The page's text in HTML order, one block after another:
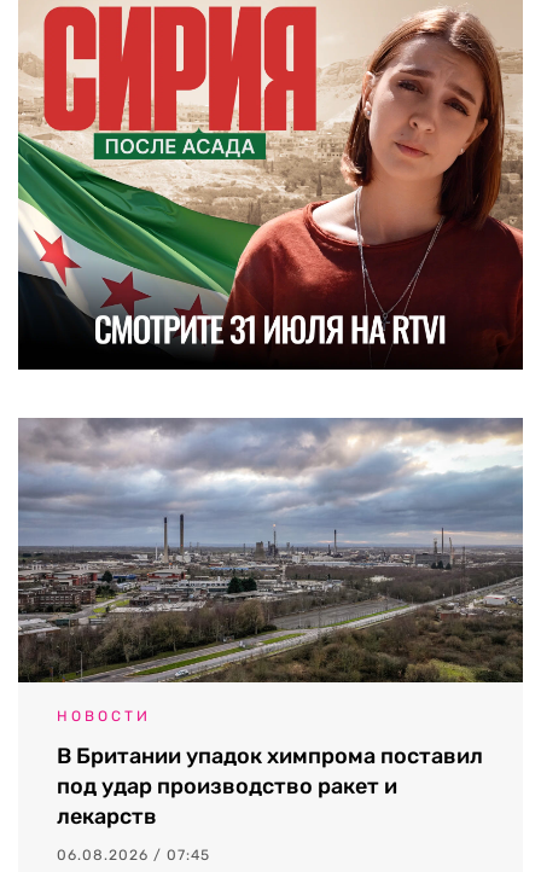
НОВОСТИ
В Британии упадок химпрома поставил
под удар производство ракет и
лекарств
06.08.2026 / 07:45